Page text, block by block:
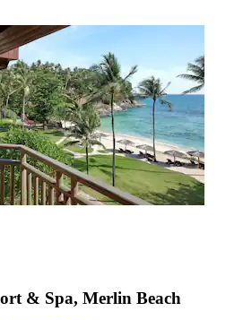
& Spa, Merlin Beach